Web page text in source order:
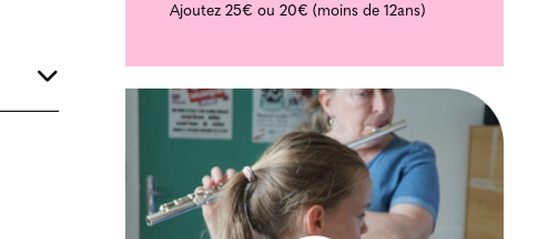
Ajoutez 25€ ou 20€ (moins de 12ans)